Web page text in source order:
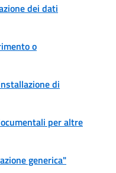
dei dati
o
di
per altre
generica"